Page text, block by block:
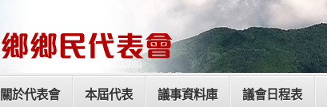
關於代表會 本屆代表 議事資料庫 議會日程表